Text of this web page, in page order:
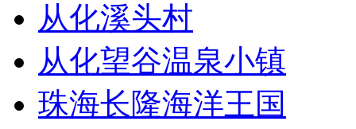
从化溪头村
从化望谷温泉小镇
珠海长隆海洋王国